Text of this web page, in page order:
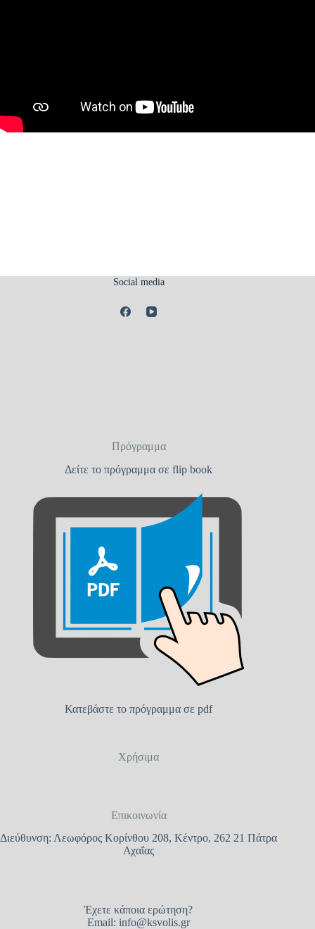
Social media
Πρόγραμμα
Δείτε το πρόγραμμα σε flip book
Κατεβάστε το πρόγραμμα σε pdf
Χρήσιμα
Επικοινωνία
Διεύθυνση: Λεωφόρος Κορίνθου 208, Κέντρο, 262 21 Πάτρα
Αχαΐας
Έχετε κάποια ερώτηση?
Email:info@ksvolis.gr